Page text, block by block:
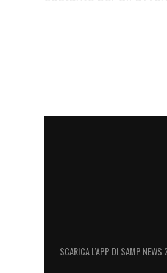
SCARICA L’APP DI SAMP NEWS